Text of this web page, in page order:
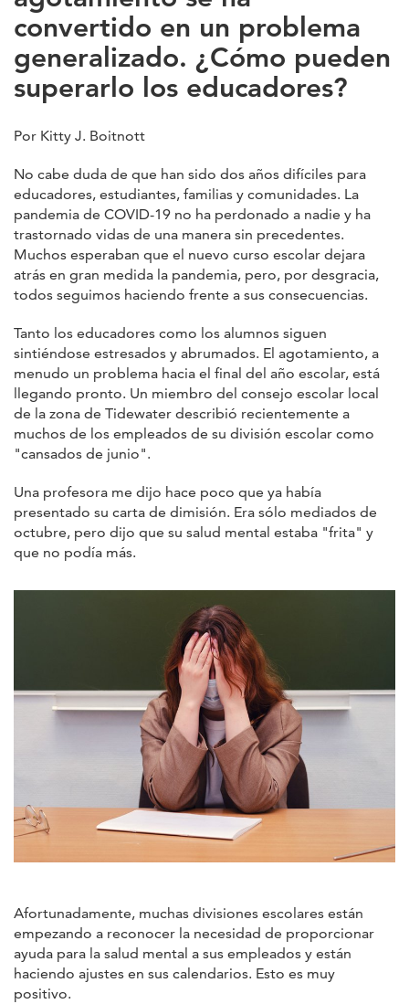
convertido en un problema
generalizado. ¿Cómo pueden
superarlo los educadores?
Por Kitty J. Boitnott
No cabe duda de que han sido dos años difíciles para
educadores, estudiantes, familias y comunidades. La
pandemia de COVID-19 no ha perdonado a nadie y ha
trastornado vidas de una manera sin precedentes.
Muchos esperaban que el nuevo curso escolar dejara
atrás en gran medida la pandemia, pero, por desgracia,
todos seguimos haciendo frente a sus consecuencias.
Tanto los educadores como los alumnos siguen
sintiéndose estresados y abrumados. El agotamiento, a
menudo un problema hacia el final del año escolar, está
llegando pronto. Un miembro del consejo escolar local
de la zona de Tidewater describió recientemente a
muchos de los empleados de su división escolar como
"cansados de junio".
Una profesora me dijo hace poco que ya había
presentado su carta de dimisión. Era sólo mediados de
octubre, pero dijo que su salud mental estaba "frita" y
que no podía más.
Afortunadamente, muchas divisiones escolares están
empezando a reconocer la necesidad de proporcionar
ayuda para la salud mental a sus empleados y están
haciendo ajustes en sus calendarios. Esto es muy
positivo.